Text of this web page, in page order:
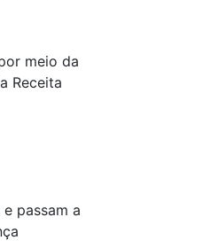
meio da
Receita
passam a